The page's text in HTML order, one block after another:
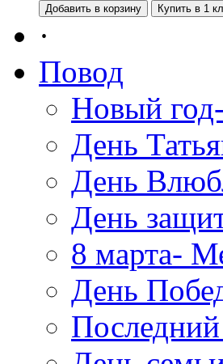
Добавить в корзину Купить в 1
·
Повод
Новый
День
День
День
8 марта-
День